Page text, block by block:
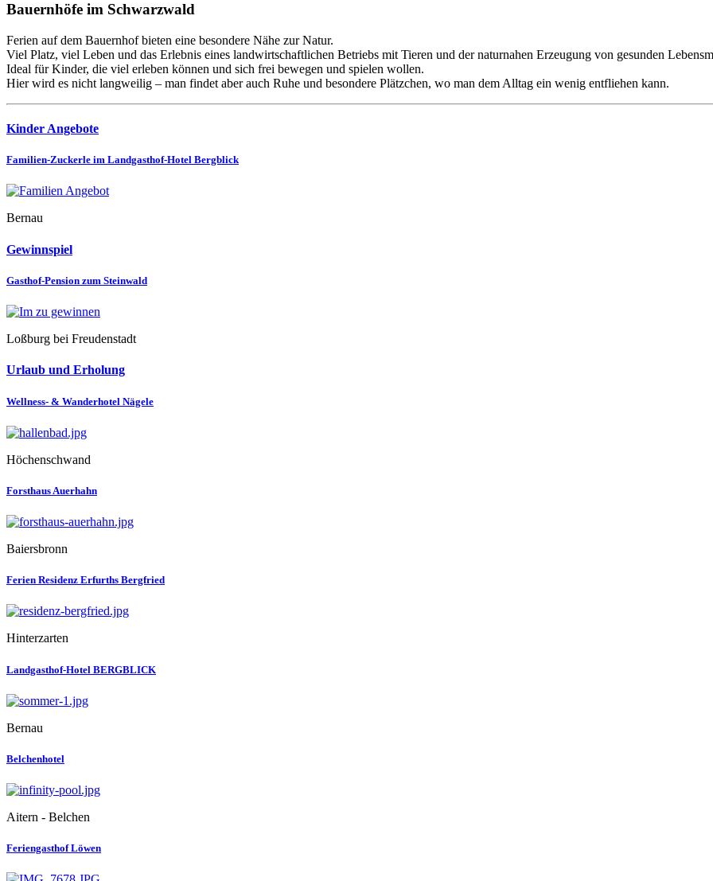
Bauernhöfe im Schwarzwald
Ferien auf dem Bauernhof bieten eine besondere Nähe zur Natur.
Viel Platz, viel Leben und das Erlebnis eines landwirtschaftlichen Betriebs mit Tieren und der naturnahen Erzeugung von gesunden
Ideal für Kinder, die viel erleben können und sich frei bewegen und spielen wollen.
Hier wird es nicht langweilig – man findet aber auch Ruhe und besondere Plätzchen, wo man dem Alltag ein wenig entfliehen kann.
Kinder Angebote
Familien-Zuckerle im Landgasthof-Hotel Bergblick
Bernau
Gewinnspiel
Gasthof-Pension zum Steinwald
Loßburg bei Freudenstadt
Urlaub und Erholung
Wellness- & Wanderhotel Nägele
Höchenschwand
Forsthaus Auerhahn
Baiersbronn
Ferien Residenz Erfurths Bergfried
Hinterzarten
Landgasthof-Hotel BERGBLICK
Bernau
Belchenhotel
Aitern - Belchen
Feriengasthof Löwen